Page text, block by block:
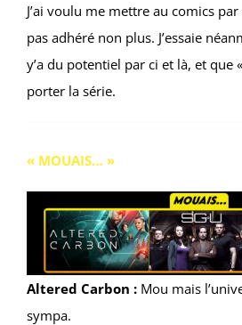
J’ai voulu me mettre au comics
pas adhéré non plus. J’essaie
y’a du potentiel par ci et là, et que
porter la série.
« MOUAIS… »
Altered Carbon :Mou mais
sympa.